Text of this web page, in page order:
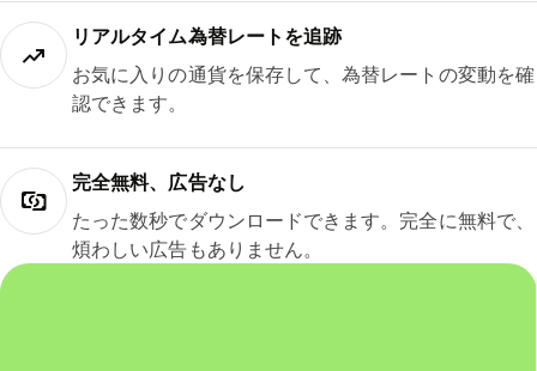
リアルタイム為替レートを追跡
お気に入りの通貨を保存して、為替レートの変動を確
認できます。
完全無料、広告なし
たった数秒でダウンロードできます。完全に無料で、
煩わしい広告もありません。